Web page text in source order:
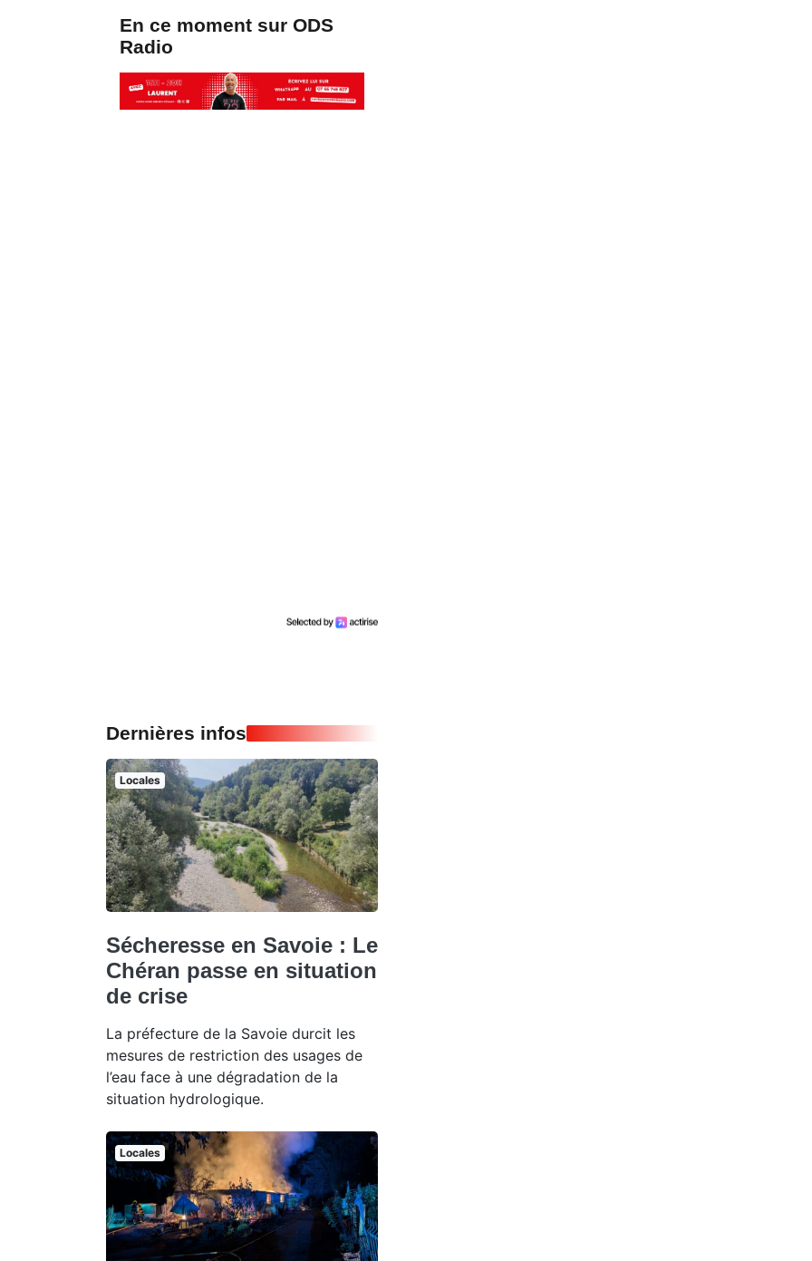
En ce moment sur ODS
Radio
Dernières infos
Locales
Sécheresse en Savoie : Le
Chéran passe en situation
de crise
La préfecture de la Savoie durcit les
mesures de restriction des usages de
l’eau face à une dégradation de la
situation hydrologique.
Locales